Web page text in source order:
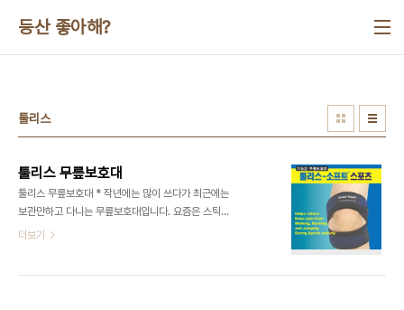
등산 좋아해?
툴리스
툴리스 무릎보호대
툴리스 무릎보호대 * 작년에는 많이 쓰다가 최근에는
보관만하고 다니는 무릎보호대입니다. 요즘은 스틱
과 테이핑이 도움이 더 되어 보호대 착용을 안합니다.
더보기